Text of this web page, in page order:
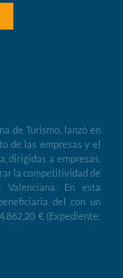
de Turismo, lanzó en
de las empresas y el
dirigidas a empresas,
la competitividad de
En esta
del con un
€ (Expediente: